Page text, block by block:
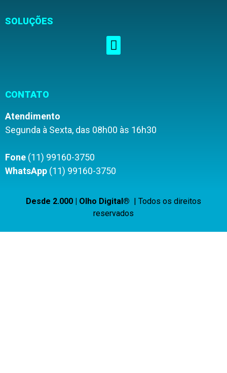
SOLUÇÕES
CONTATO
Atendimento
Segunda à Sexta, das 08h00 às 16h30
Fone (11) 99160-3750
WhatsApp (11) 99160-3750
Desde 2.000 | Olho Digital® | Todos os direitos
reservados